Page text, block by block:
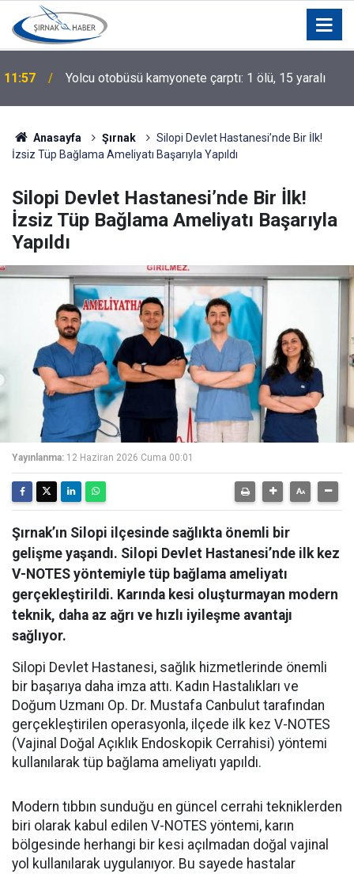
11:40 "Filistin Konvoyu" Mitingine Yoğun İlgi
Anasayfa Şırnak
Silopi Devlet Hastanesi’nde Bir İlk!
İzsiz Tüp Bağlama Ameliyatı Başarıyla Yapıldı
Silopi Devlet Hastanesi’nde Bir İlk!
İzsiz Tüp Bağlama Ameliyatı Başarıyla
Yapıldı
Yayınlanma: 12 Haziran 2026 Cuma 00:01
Şırnak’ın Silopi ilçesinde sağlıkta önemli bir
gelişme yaşandı. Silopi Devlet Hastanesi’nde ilk kez
V-NOTES yöntemiyle tüp bağlama ameliyatı
gerçekleştirildi. Karında kesi oluşturmayan modern
teknik, daha az ağrı ve hızlı iyileşme avantajı
sağlıyor.
Silopi Devlet Hastanesi, sağlık hizmetlerinde önemli
bir başarıya daha imza attı. Kadın Hastalıkları ve
Doğum Uzmanı Op. Dr. Mustafa Canbulut tarafından
gerçekleştirilen operasyonla, ilçede ilk kez V-NOTES
(Vajinal Doğal Açıklık Endoskopik Cerrahisi) yöntemi
kullanılarak tüp bağlama ameliyatı yapıldı.
Modern tıbbın sunduğu en güncel cerrahi tekniklerden
biri olarak kabul edilen V-NOTES yöntemi, karın
bölgesinde herhangi bir kesi açılmadan doğal vajinal
yol kullanılarak uygulanıyor. Bu sayede hastalar